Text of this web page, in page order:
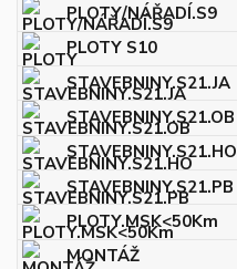
PLOTY/NÁŘADÍ.S9
PLOTY S10
STAVEBNINY.S21.JA
STAVEBNINY.S21.OB
STAVEBNINY.S21.HO
STAVEBNINY.S21.PB
PLOTY.MSK<50Km
MONTÁŽ